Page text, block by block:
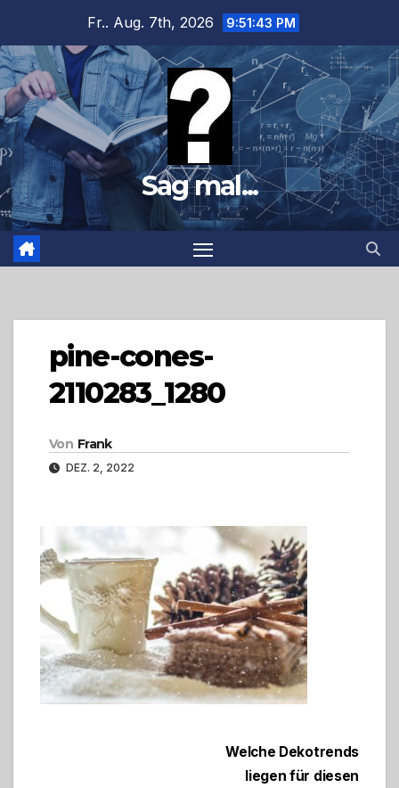
springen
Fr.. Aug. 7th, 2026 9:51:44 PM
Sag mal...
pine-cones-
2110283_1280
Von Frank
DEZ. 2, 2022
Beitragsnavigation
Welche Dekotrends
liegen für diesen